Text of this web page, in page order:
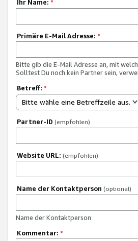
Ihr Name: *
Primäre E-Mail Adresse: *
Bitte gib die E-Mail Adresse an, mit
Solltest Du noch kein Partner sein,
Betreff: *
Bitte wähle eine Betreffzeile aus.
Partner-ID (empfohlen)
Website URL: (empfohlen)
Name der Kontaktperson (optional)
Name der Kontaktperson
Kommentar: *